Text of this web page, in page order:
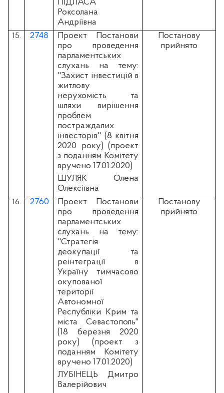
ПІДЛАСА
Роксолана
Андріївна
15. 2748
Проект Постанови
про проведення
парламентських
слухань на тему:
"Захист інвестицій в
житлову
нерухомість та
шляхи вирішення
проблем
постраждалих
інвесторів" (8 квітня
2020 року) (проект
з поданням Комітету
вручено 17.01.2020)
ШУЛЯК Олена
Олексіївна
Постанову
прийнято
16. 2760
Проект Постанови
про проведення
парламентських
слухань на тему:
"Стратегія
деокупації та
реінтеграції в
Україну тимчасово
окупованої
території
Автономної
Республіки Крим та
міста Севастополь"
(18 березня 2020
року) (проект з
поданням Комітету
вручено 17.01.2020)
ЛУБІНЕЦЬ Дмитро
Валерійович
Постанову
прийнято